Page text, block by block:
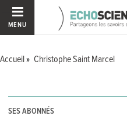
MENU
Accueil Christophe Saint Marcel
SES ABONNÉS